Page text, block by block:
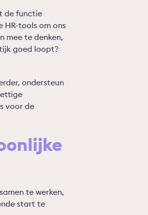
de functie
HR-tools om ons
mee te denken,
goed loopt?
ondersteun
voor de
te werken,
start te